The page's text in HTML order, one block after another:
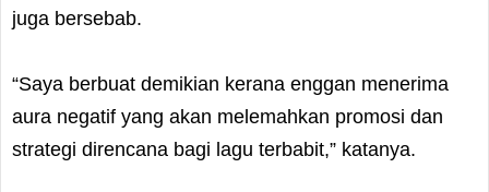
juga bersebab.
“Saya berbuat demikian kerana enggan menerima
aura negatif yang akan melemahkan promosi dan
strategi direncana bagi lagu terbabit,” katanya.